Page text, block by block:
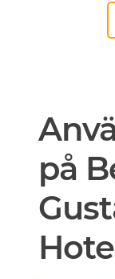
på